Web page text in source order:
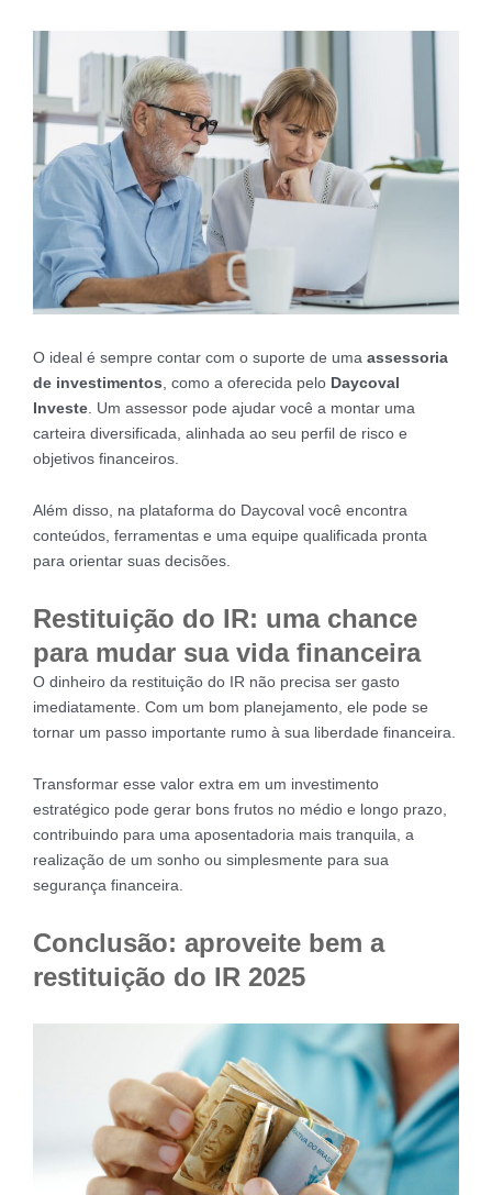
O ideal é sempre contar com o suporte de uma assessoria
de investimentos , como a oferecida pelo Daycoval
Investe . Um assessor pode ajudar você a montar uma
carteira diversificada, alinhada ao seu perfil de risco e
objetivos financeiros.
Além disso, na plataforma do Daycoval você encontra
conteúdos, ferramentas e uma equipe qualificada pronta
para orientar suas decisões.
Restituição do IR: uma chance
para mudar sua vida financeira
O dinheiro da restituição do IR não precisa ser gasto
imediatamente. Com um bom planejamento, ele pode se
tornar um passo importante rumo à sua liberdade financeira.
Transformar esse valor extra em um investimento
estratégico pode gerar bons frutos no médio e longo prazo,
contribuindo para uma aposentadoria mais tranquila, a
realização de um sonho ou simplesmente para sua
segurança financeira.
Conclusão: aproveite bem a
restituição do IR 2025